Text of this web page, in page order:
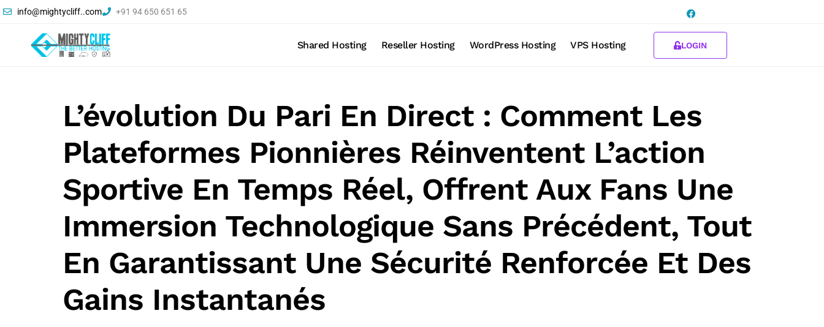
info@mightycliff..com +91 94 650 651 65
Shared Hosting Reseller Hosting WordPress Hosting VPS Hosting LOGIN
L’évolution Du Pari En Direct : Comment Les
Plateformes Pionnières Réinventent L’action
Sportive En Temps Réel, Offrent Aux Fans Une
Immersion Technologique Sans Précédent, Tout
En Garantissant Une Sécurité Renforcée Et Des
Gains Instantanés